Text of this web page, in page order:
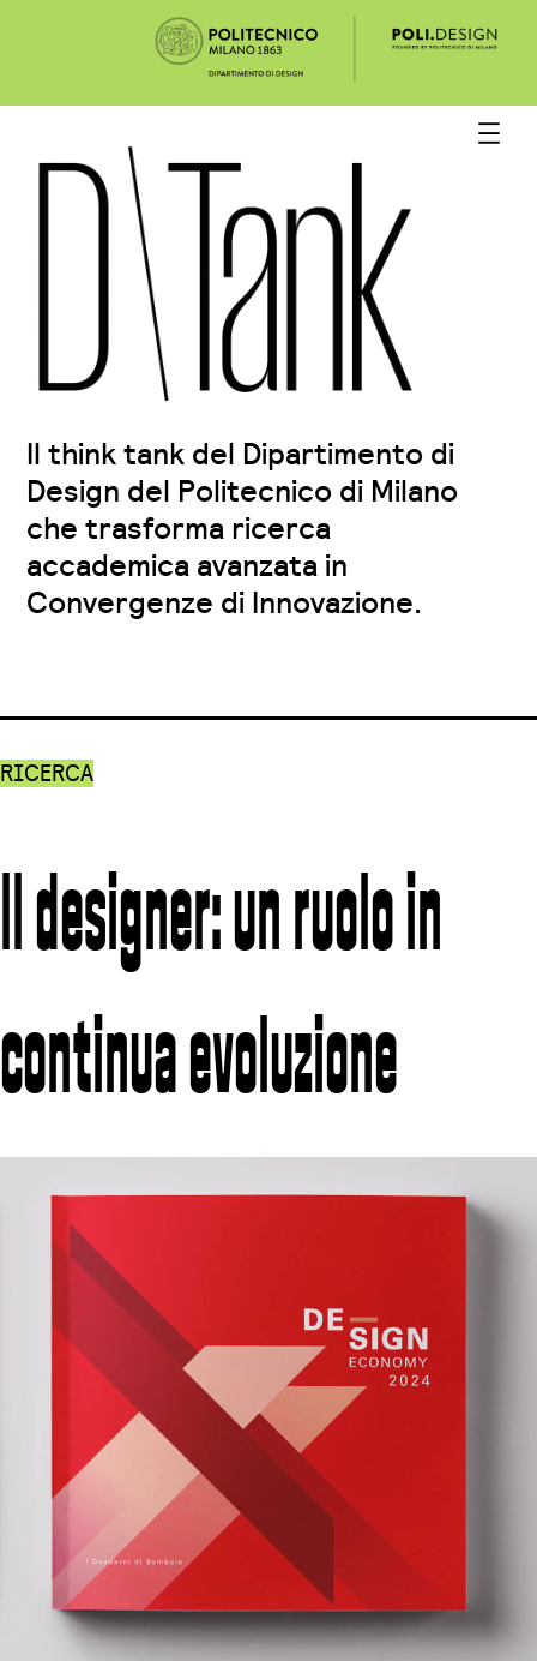
Il think tank del Dipartimento di
Design del Politecnico di Milano
che trasforma ricerca
accademica avanzata in
Convergenze di Innovazione.
RICERCA
Il designer: un ruolo in
continua evoluzione